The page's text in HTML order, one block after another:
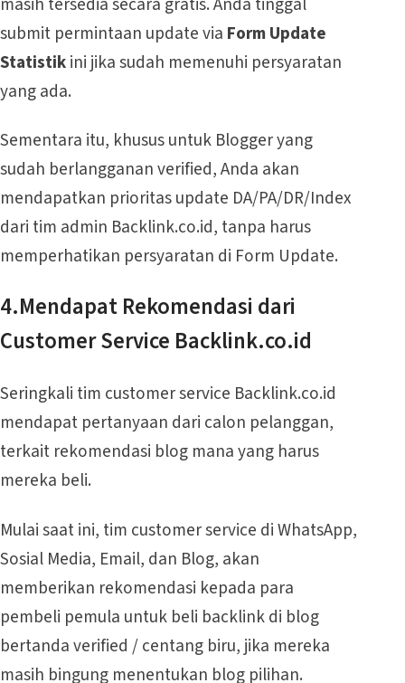
submit permintaan update via Form Update
Statistikini jika sudah memenuhi persyaratan
yang ada.
Sementara itu, khusus untuk Blogger yang
sudah berlangganan verified, Anda akan
mendapatkan prioritas update DA/PA/DR/Index
dari tim admin Backlink.co.id, tanpa harus
memperhatikan persyaratan di Form Update.
4.Mendapat Rekomendasi dari
Customer Service Backlink.co.id
Seringkali tim customer service Backlink.co.id
mendapat pertanyaan dari calon pelanggan,
terkait rekomendasi blog mana yang harus
mereka beli.
Mulai saat ini, tim customer service di WhatsApp,
Sosial Media, Email, dan Blog, akan
memberikan rekomendasi kepada para
pembeli pemula untuk beli backlink di blog
bertanda verified / centang biru, jika mereka
masih bingung menentukan blog pilihan.